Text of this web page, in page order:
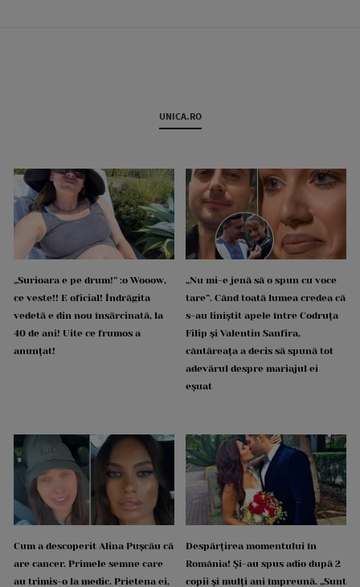
UNICA.RO
„Surioara e pe drum!” :o Wooow,
ce veste!! E oficial! Îndrăgita
vedetă e din nou însărcinată, la
40 de ani! Uite ce frumos a
anunțat!
„Nu mi-e jenă să o spun cu voce
tare”. Când toată lumea credea că
s-au liniștit apele între Codruța
Filip și Valentin Sanfira,
cântăreața a decis să spună tot
adevărul despre mariajul ei
eșuat
Cum a descoperit Alina Pușcău că
are cancer. Primele semne care
au trimis-o la medic. Prietena ei,
Despărțirea momentului în
România! Și-au spus adio după 2
copii și mulți ani împreună. „Sunt